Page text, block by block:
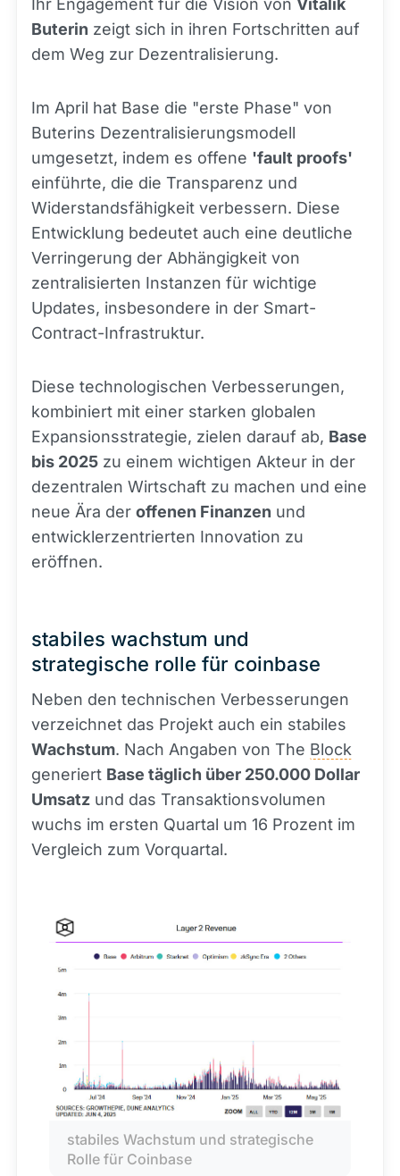
Ihr Engagement für die Vision von Vitalik
Buterin zeigt sich in ihren Fortschritten auf
dem Weg zur Dezentralisierung.
Im April hat Base die "erste Phase" von
Buterins Dezentralisierungsmodell
umgesetzt, indem es offene 'fault proofs'
einführte, die die Transparenz und
Widerstandsfähigkeit verbessern. Diese
Entwicklung bedeutet auch eine deutliche
Verringerung der Abhängigkeit von
zentralisierten Instanzen für wichtige
Updates, insbesondere in der Smart-
Contract-Infrastruktur.
Diese technologischen Verbesserungen,
kombiniert mit einer starken globalen
Expansionsstrategie, zielen darauf ab, Base
bis 2025 zu einem wichtigen Akteur in der
dezentralen Wirtschaft zu machen und eine
neue Ära der offenen Finanzen und
entwicklerzentrierten Innovation zu
eröffnen.
stabiles wachstum und
strategische rolle für coinbase
Neben den technischen Verbesserungen
verzeichnet das Projekt auch ein stabiles
Wachstum. Nach Angaben von The Block
generiert Base täglich über 250.000 Dollar
Umsatz und das Transaktionsvolumen
wuchs im ersten Quartal um 16 Prozent im
Vergleich zum Vorquartal.
stabiles Wachstum und strategische
Rolle für Coinbase